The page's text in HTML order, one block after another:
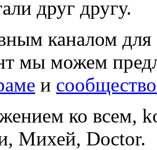
друг другу.
каналом
мы можем
и
ко всем,
Михей, Doctor.